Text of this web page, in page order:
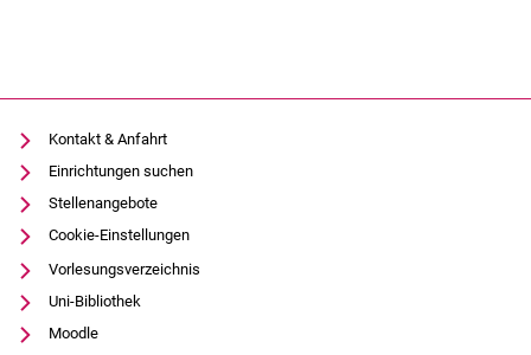
Kontakt & Anfahrt
Einrichtungen suchen
Stellenangebote
Cookie-Einstellungen
Vorlesungsverzeichnis
Uni-Bibliothek
Moodle